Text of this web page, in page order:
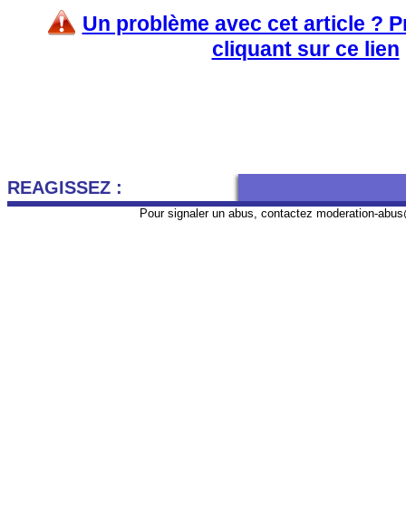
Un problème avec cet article ?
cliquant sur ce lien
REAGISSEZ :
Pour signaler un abus, contactez moderation-